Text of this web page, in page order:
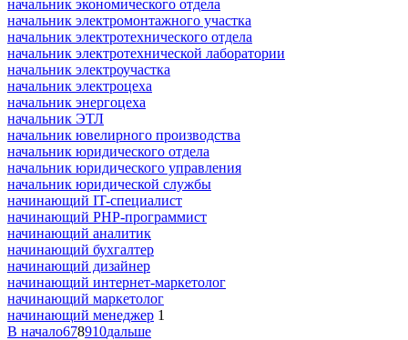
начальник экономического отдела
начальник электромонтажного участка
начальник электротехнического отдела
начальник электротехнической лаборатории
начальник электроучастка
начальник электроцеха
начальник энергоцеха
начальник ЭТЛ
начальник ювелирного производства
начальник юридического отдела
начальник юридического управления
начальник юридической службы
начинающий IT-специалист
начинающий PHP-программист
начинающий аналитик
начинающий бухгалтер
начинающий дизайнер
начинающий интернет-маркетолог
начинающий маркетолог
начинающий менеджер 1
В начало678910дальше